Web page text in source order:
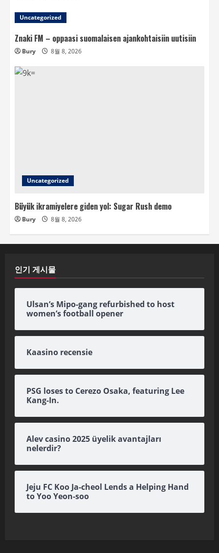
Uncategorized
Znaki FM – oppaasi suomalaisen ajankohtaisiin uutisiin
Bury 8월 8, 2026
Uncategorized
Büyük ikramiyelere giden yol: Sugar Rush demo
Bury 8월 8, 2026
인기 게시물
Ulsan’s Mipo-gang refurbished to host
women’s football opener
Kaasino recensie
PSG loses to Cerezo Osaka, featuring Lee
Kang-In.
Alev casino 2025 üyelik avantajları
nelerdir?
Jeju FC Koo Ja-cheol Lends a Helping Hand
to Yoo Yeon-soo